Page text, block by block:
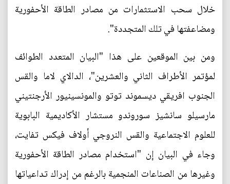
خلال سحب الاستثمارات من مصادر الطاقة الأحفورية
ومضاعفتها في تلك المتجددة".
ومن بين الموقعين على هذا "البيان المتعدد الطوائف
لمؤتمر الأطراف الثاني والعشرين"، الدالاي لاما والقس
الجنوب افريقي ديسموند توتو والمونسينيور الأرجنتيني
مارسيلو سانشيز سوروندو مستشار الأكاديمية البابوية
للعلوم الاجتماعية والقس النروجي أولاف فيكس تفايت،
وجاء في البيان إن "استخدام مصادر الطاقة الأحفورية
وغيرها من الصناعات المنجمية بالرغم من إدراك تداعياتها